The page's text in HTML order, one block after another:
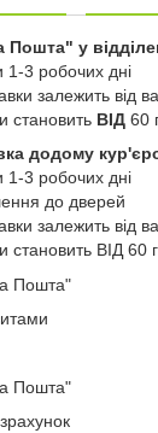
Пошта" у
1-3 робочих дні
залежить від
становить ВІД 60
додому
1-3 робочих дні
до дверей
залежить від
становить ВІД 60
Пошта"
Пошта"